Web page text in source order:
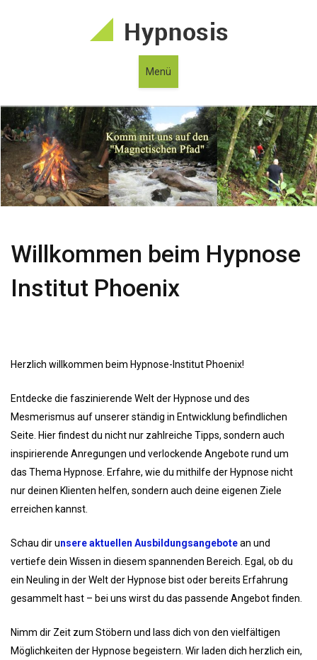
Menü
Willkommen beim Hypnose
Institut Phoenix
Herzlich willkommen beim Hypnose-Institut Phoenix!
Entdecke die faszinierende Welt der Hypnose und des
Mesmerismus auf unserer ständig in Entwicklung befindlichen
Seite. Hier findest du nicht nur zahlreiche Tipps, sondern auch
inspirierende Anregungen und verlockende Angebote rund um
das Thema Hypnose. Erfahre, wie du mithilfe der Hypnose nicht
nur deinen Klienten helfen, sondern auch deine eigenen Ziele
erreichen kannst.
Schau dir unsere aktuellen Ausbildungsangebotean und
vertiefe dein Wissen in diesem spannenden Bereich. Egal, ob du
ein Neuling in der Welt der Hypnose bist oder bereits Erfahrung
gesammelt hast – bei uns wirst du das passende Angebot finden.
Nimm dir Zeit zum Stöbern und lass dich von den vielfältigen
Möglichkeiten der Hypnose begeistern. Wir laden dich herzlich ein,